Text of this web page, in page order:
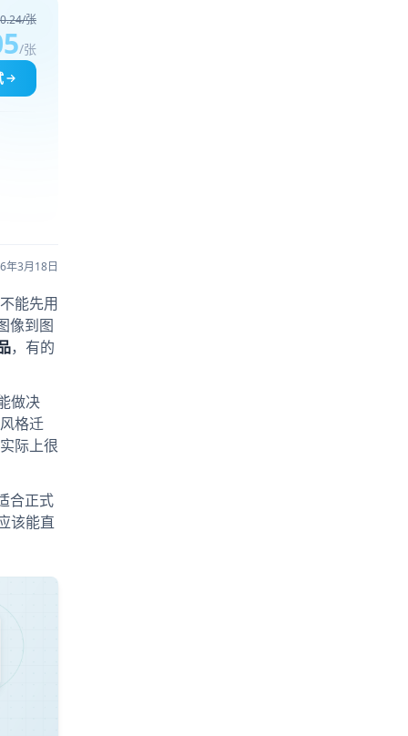
张
/张
年3月18日
能先用
像到图
，有的
做决
格迁
际上很
合正式
该能直